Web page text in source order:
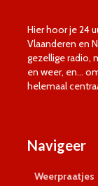
Hier hoor je 24
Vlaanderen en
gezellige radio,
en weer, en…
helemaal
Navigeer
Weerpraatjes